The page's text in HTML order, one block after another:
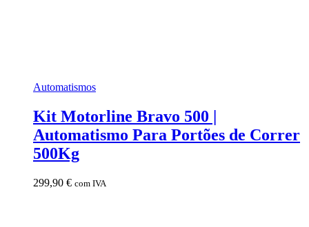
Automatismos
Kit Motorline Bravo 500 |
Automatismo Para Portões de Correr
500Kg
299,90 € com IVA